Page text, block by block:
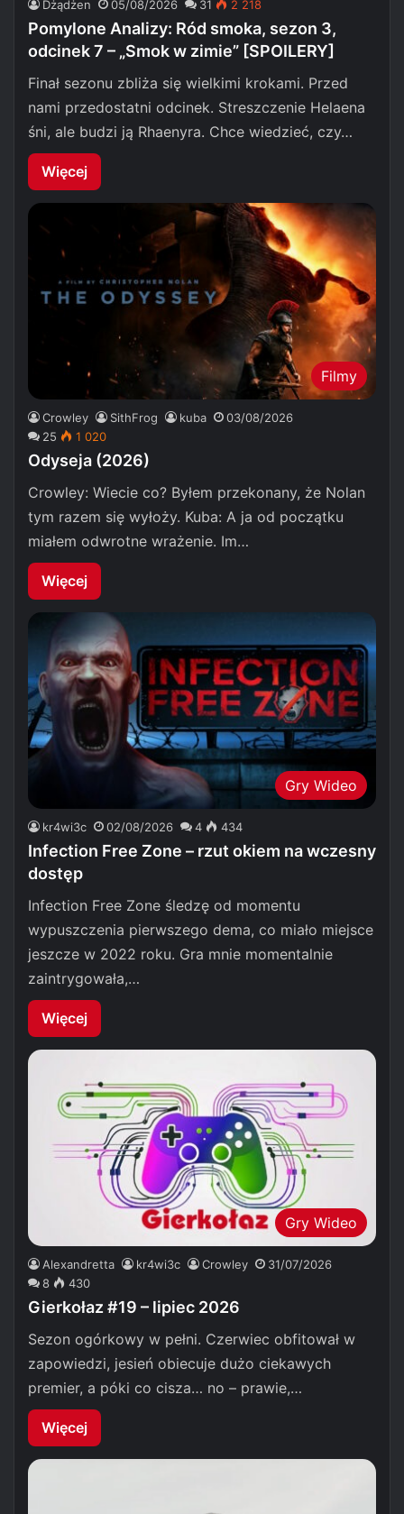
Dżądżen 05/08/2026 31 2 218
Pomylone Analizy: Ród smoka, sezon 3,
odcinek 7 – „Smok w zimie” [SPOILERY]
Finał sezonu zbliża się wielkimi krokami. Przed
nami przedostatni odcinek. Streszczenie Helaena
śni, ale budzi ją Rhaenyra. Chce wiedzieć, czy…
Więcej
Filmy
Crowley SithFrog kuba
03/08/2026
25
1 020
Odyseja (2026)
Crowley: Wiecie co? Byłem przekonany, że Nolan
tym razem się wyłoży. Kuba: A ja od początku
miałem odwrotne wrażenie. Im…
Więcej
Gry Wideo
kr4wi3c 02/08/2026 4 434
Infection Free Zone – rzut okiem na wczesny
dostęp
Infection Free Zone śledzę od momentu
wypuszczenia pierwszego dema, co miało miejsce
jeszcze w 2022 roku. Gra mnie momentalnie
zaintrygowała,…
Więcej
Gry Wideo
Alexandretta kr4wi3c Crowley
31/07/2026
8
430
Gierkołaz #19 – lipiec 2026
Sezon ogórkowy w pełni. Czerwiec obfitował w
zapowiedzi, jesień obiecuje dużo ciekawych
premier, a póki co cisza… no – prawie,…
Więcej